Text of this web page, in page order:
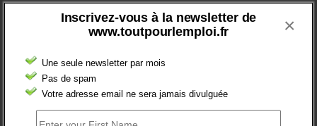
Inscrivez-vous à la newsletter de
www.toutpourlemploi.fr
Une seule newsletter par mois
Pas de spam
Votre adresse email ne sera jamais divulguée
×
Sorry, no Tweets were found.
COMMENTEZ LES ARTICLES DU BLOG
Populaires Récents Commentaires